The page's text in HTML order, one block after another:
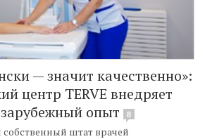
— значит качественно»:
центр TERVE внедряет
опыт
8
штат врачей